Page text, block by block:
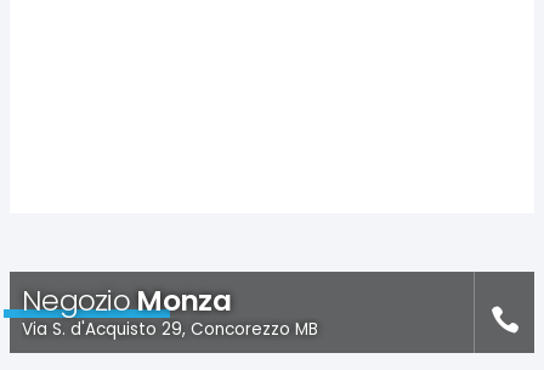
NegozioMonza
Via S. d'Acquisto 29, Concorezzo MB